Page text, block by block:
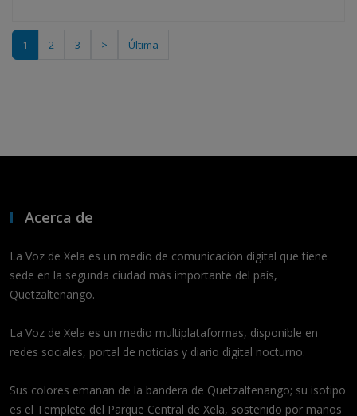
1 2 3 > Última
Acerca de
La Voz de Xela es un medio de comunicación digital que tiene
sede en la segunda ciudad más importante del país,
Quetzaltenango.
La Voz de Xela es un medio multiplataformas, disponible en
redes sociales, portal de noticias y diario digital nocturno.
Sus colores emanan de la bandera de Quetzaltenango; su isotipo
es el Templete del Parque Central de Xela, sostenido por manos